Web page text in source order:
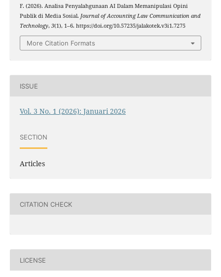
F. (2026). Analisa Penyalahgunaan AI Dalam Memanipulasi Opini
Publik di Media Sosial. Journal of Accounting Law Communication and
Technology, 3(1), 1–6. https://doi.org/10.57235/jalakotek.v3i1.7275
More Citation Formats
ISSUE
Vol. 3 No. 1 (2026): Januari 2026
SECTION
Articles
CITATION CHECK
LICENSE